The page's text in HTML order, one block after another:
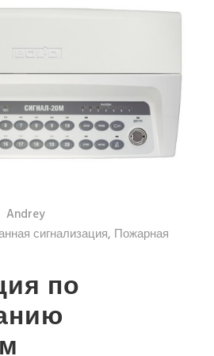
Andrey
сигнализация, Пожарная
по